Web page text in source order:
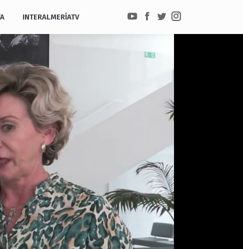
INTERALMERÍATV
YouTube
Facebook
TwitterInstagram